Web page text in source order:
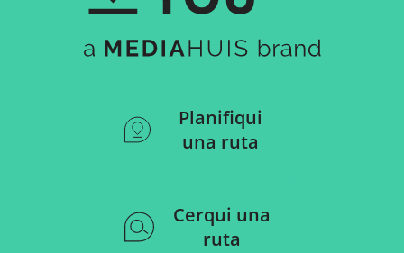
Planifiqui
una ruta
Cerqui una
ruta